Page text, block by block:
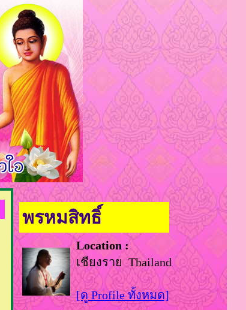
พรหมสิทธิ์
Location :
เชียงราย Thailand
[ดู Profile ทั้งหมด]